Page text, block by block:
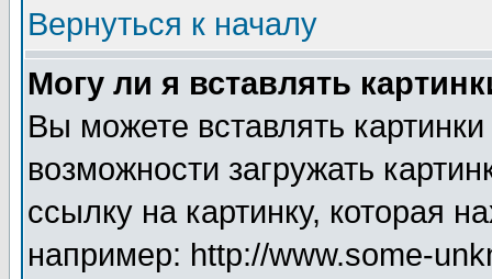
Вернуться к началу
Могу ли я вставлять
Вы можете вставлять
возможности загружать
ссылку на картинку, которая
например: http://www.some-